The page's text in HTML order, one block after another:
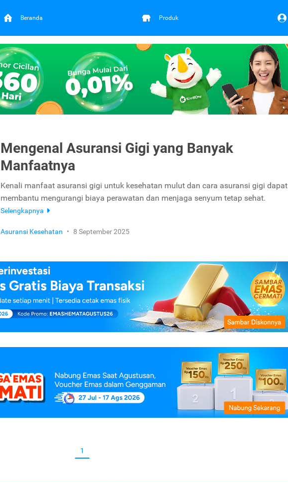
Beranda Produk
Mengenal Asuransi Gigi yang Banyak
Manfaatnya
Kenali manfaat asuransi gigi untuk kesehatan mulut dan cara asuransi gigi dapat
membantu mengurangi biaya perawatan dan menjaga senyum tetap sehat.
Selengkapnya
Asuransi Kesehatan • 8 September 2025
1